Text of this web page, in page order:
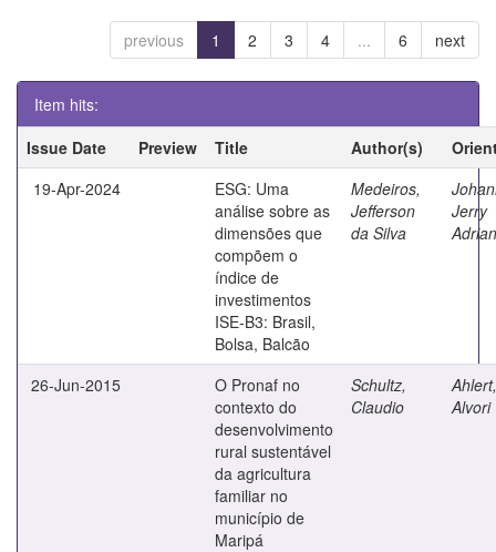
previous 1 2 3 4 ... 6 next
Item hits:
Issue Date
Preview Title Author(s)
19-Apr-2024
ESG: Uma
análise sobre as
dimensões que
compõem o
índice de
investimentos
ISE-B3: Brasil,
Bolsa, Balcão
Medeiros,
Jefferson
da Silva
Jerry
26-Jun-2015
O Pronaf no
contexto do
desenvolvimento
rural sustentável
da agricultura
familiar no
município de
Maripá
Schultz,
Claudio
Ahlert,
Alvori